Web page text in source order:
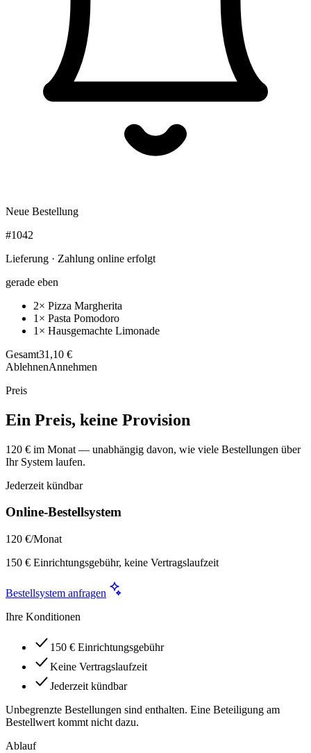
Neue Bestellung
#1042
Lieferung · Zahlung online erfolgt
gerade eben
2× Pizza Margherita
1× Pasta Pomodoro
1× Hausgemachte Limonade
Gesamt31,10 €
AblehnenAnnehmen
Preis
Ein Preis, keine Provision
120 € im Monat — unabhängig davon, wie viele Bestellungen über
Ihr System laufen.
Jederzeit kündbar
Online-Bestellsystem
120 €/Monat
150 € Einrichtungsgebühr, keine Vertragslaufzeit
Bestellsystem anfragen
Ihre Konditionen
150 € Einrichtungsgebühr
Keine Vertragslaufzeit
Jederzeit kündbar
Unbegrenzte Bestellungen sind enthalten. Eine Beteiligung am
Bestellwert kommt nicht dazu.
Ablauf